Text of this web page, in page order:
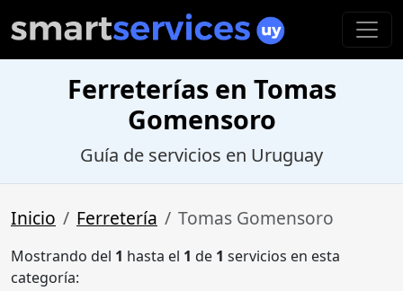
Ferreterías en Tomas
Gomensoro
Guía de servicios en Uruguay
Inicio Ferretería Tomas Gomensoro
Mostrando del 1 hasta el 1 de 1 servicios en esta
categoría: